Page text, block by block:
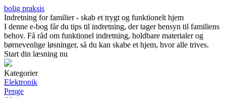
bolig praksis
Indretning for familier - skab et trygt og funktionelt hjem
I denne e-bog får du tips til indretning, der tager hensyn til familiens
behov. Få råd om funktionel indretning, holdbare materialer og
børnevenlige løsninger, så du kan skabe et hjem, hvor alle trives.
Start din læsning nu
Kategorier
Elektronik
Penge